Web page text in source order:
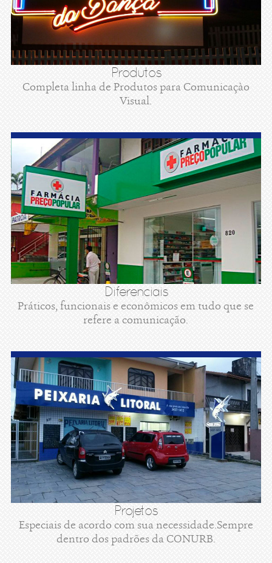
Produtos
Completa linha de Produtos para Comunicaçào
Visual.
Diferenciais
Práticos, funcionais e econômicos em tudo que se
refere a comunicação.
Projetos
Especiais de acordo com sua necessidade.Sempre
dentro dos padrões da CONURB.